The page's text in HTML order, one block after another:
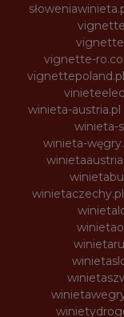
vignette-
vignettepoland.pl
winieta-austria.pl
winieta-
winieta-
winietaczechy.pl